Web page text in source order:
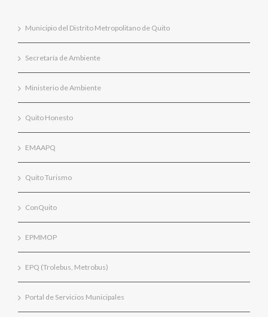
Municipio del Distrito Metropolitano de Quito
Secretaría de Ambiente
Ministerio de Ambiente
Quito Honesto
EMAAPQ
Quito Turismo
ConQuito
EPMMOP
EPQ (Trolebus, Metrobus)
Portal de Servicios Municipales